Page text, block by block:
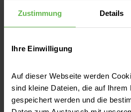
Zustimmung Details
Ihre Einwilligung
Auf dieser Webseite werden
sind kleine Dateien, die auf Ihrem
gespeichert werden und die
Erich-Weinert-Straße 14
19205 Gadebusch
Anfahrt auf Google Maps
Kontakt
(03886) 24 71
Fax:
(03886) 35 069